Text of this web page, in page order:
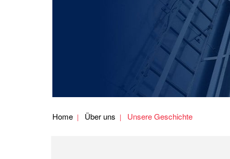
Home Über uns Unsere Geschichte